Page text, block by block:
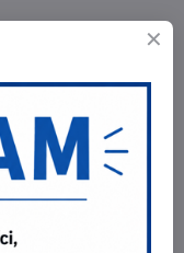
Do košíka